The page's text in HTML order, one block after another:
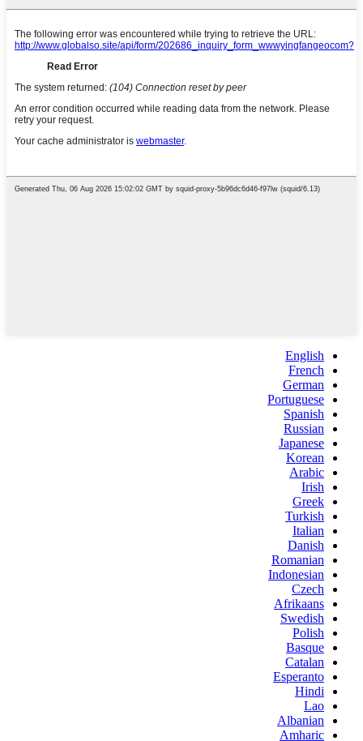
English
French
German
Portuguese
Spanish
Russian
Japanese
Korean
Arabic
Irish
Greek
Turkish
Italian
Danish
Romanian
Indonesian
Czech
Afrikaans
Swedish
Polish
Basque
Catalan
Esperanto
Hindi
Lao
Albanian
Amharic